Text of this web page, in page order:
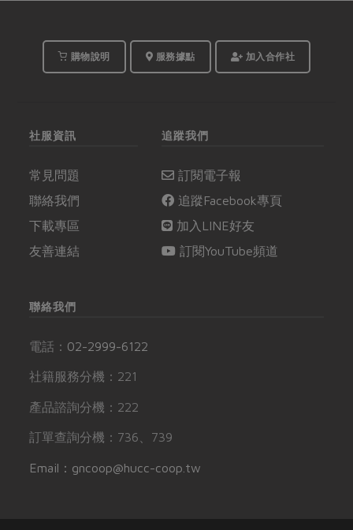
購物說明 服務據點 加入合作社
社服資訊
常見問題
聯絡我們
下載專區
友善連結
追蹤我們
訂閱電子報
追蹤Facebook專頁
加入LINE好友
訂閱YouTube頻道
聯絡我們
電話： 02-2999-6122
社籍服務分機：221
產品諮詢分機：222
訂單查詢分機：736、739
Email：gncoop@hucc-coop.tw